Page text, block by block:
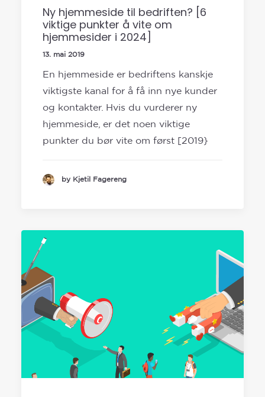
Ny hjemmeside til bedriften? [6
viktige punkter å vite om
hjemmesider i 2024]
13. mai 2019
En hjemmeside er bedriftens kanskje
viktigste kanal for å få inn nye kunder
og kontakter. Hvis du vurderer ny
hjemmeside, er det noen viktige
punkter du bør vite om først [2019}
by Kjetil Fagereng